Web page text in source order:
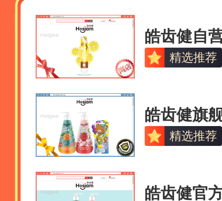
皓齿健自
精选推荐
皓齿健旗
精选推荐
皓齿健官